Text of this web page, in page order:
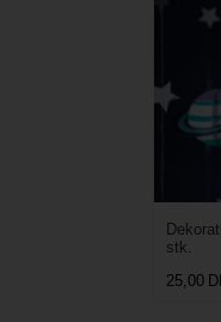
stk.
25,00